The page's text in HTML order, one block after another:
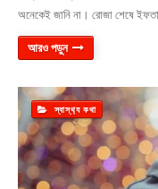
অনেকেই জানি না। রোজা শেষে
আরও পড়ুন
স্বাস্থ‍্য কথা